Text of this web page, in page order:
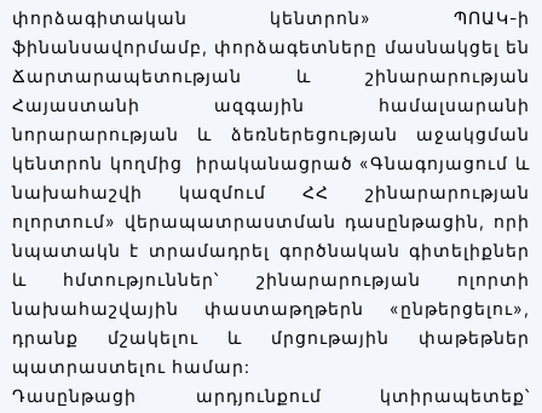
փորձագիտական կենտրոն» ՊՈԱԿ-ի
ֆինանսավորմամբ, փորձագետները մասնակցել են
Ճարտարապետության և շինարարության
Հայաստանի ազգային համալսարանի
նորարարության և ձեռներեցության աջակցման
կենտրոն կողմից իրականացրած «Գնագոյացում և
նախահաշվի կազմում ՀՀ շինարարության
ոլորտում» վերապատրաստման դասընթացին, որի
նպատակն է տրամադրել գործնական գիտելիքներ
և հմտություններ՝ շինարարության ոլորտի
նախահաշվային փաստաթղթերն «ընթերցելու»,
դրանք մշակելու և մրցութային փաթեթներ
պատրաստելու համար:
Դասընթացի արդյունքում կտիրապետեք՝